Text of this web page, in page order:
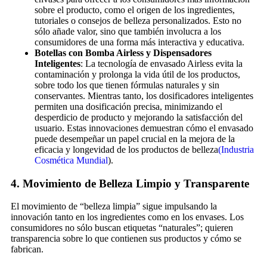
sobre el producto, como el origen de los ingredientes,
tutoriales o consejos de belleza personalizados. Esto no
sólo añade valor, sino que también involucra a los
consumidores de una forma más interactiva y educativa.
Botellas con Bomba Airless y Dispensadores
Inteligentes: La tecnología de envasado Airless evita la
contaminación y prolonga la vida útil de los productos,
sobre todo los que tienen fórmulas naturales y sin
conservantes. Mientras tanto, los dosificadores inteligentes
permiten una dosificación precisa, minimizando el
desperdicio de producto y mejorando la satisfacción del
usuario. Estas innovaciones demuestran cómo el envasado
puede desempeñar un papel crucial en la mejora de la
eficacia y longevidad de los productos de belleza(Industria
Cosmética Mundial).
4. Movimiento de Belleza Limpio y Transparente
El movimiento de “belleza limpia” sigue impulsando la
innovación tanto en los ingredientes como en los envases. Los
consumidores no sólo buscan etiquetas “naturales”; quieren
transparencia sobre lo que contienen sus productos y cómo se
fabrican.